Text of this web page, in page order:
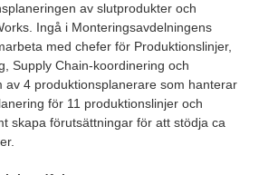
av slutprodukter och
Ingå i Monteringsavdelningens
med chefer för Produktionslinjer,
Supply Chain-koordinering och
av 4 produktionsplanerare som hanterar
för 11 produktionslinjer och
skapa förutsättningar för att stödja ca